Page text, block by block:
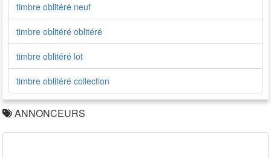
timbre oblitéré neuf
timbre oblitéré oblitéré
timbre oblitéré lot
timbre oblitéré collection
ANNONCEURS